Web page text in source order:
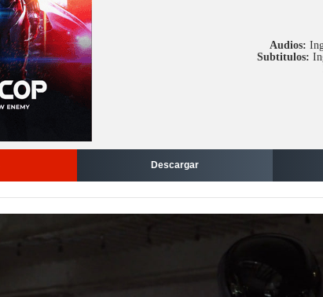
Audios:
Subtitulos:
Descargar